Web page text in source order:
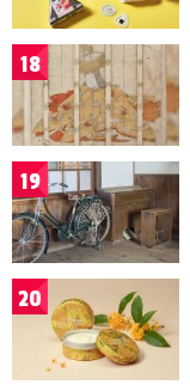
18
19
20